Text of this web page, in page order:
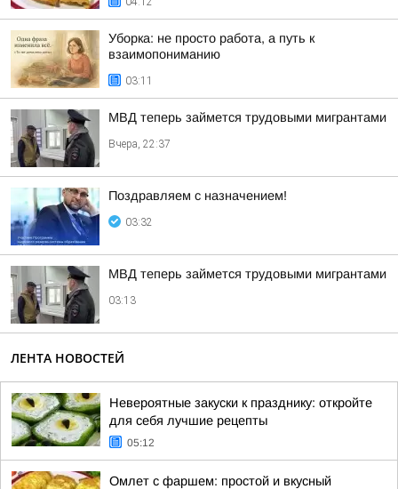
Уборка: не просто работа, а путь к
взаимопониманию
03:11
МВД теперь займется трудовыми мигрантами
Вчера, 22:37
Поздравляем с назначением!
03:32
МВД теперь займется трудовыми мигрантами
03:13
ЛЕНТА НОВОСТЕЙ
Невероятные закуски к празднику: откройте
для себя лучшие рецепты
05:12
Омлет с фаршем: простой и вкусный